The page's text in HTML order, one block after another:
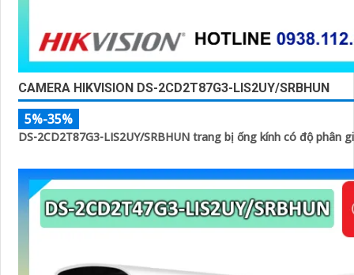
CAMERA HIKVISION DS-2CD2T87G3-LIS2UY/SRBHUN
5%-35%
DS-2CD2T87G3-LIS2UY/SRBHUN trang bị ống kính có độ phân